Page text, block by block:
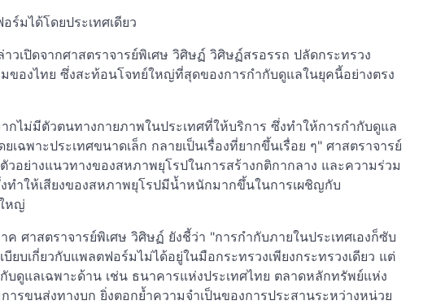
ร์มได้โดยประเทศเดียว
วเปิดจากศาสตราจารย์พิเศษ วิศิษฏ์ วิศิษฏ์สรอรรถ ปลัดกระทรวง
ของไทย ซึ่งสะท้อนโจทย์ใหญ่ที่สุดของการกำกับดูแลในยุคนี้อย่างตรง
ไม่มีตัวตนทางกายภาพในประเทศที่ให้บริการ ซึ่งทำให้การกำกับดูแล
เฉพาะประเทศขนาดเล็ก กลายเป็นเรื่องที่ยากขึ้นเรื่อย ๆ" ศาสตราจารย์
อย่างแนวทางของสหภาพยุโรปในการสร้างกติกากลาง และความร่วม
ทำให้เสียงของสหภาพยุโรปมีน้ำหนักมากขึ้นในการเผชิญกับ
หญ่
ศาสตราจารย์พิเศษ วิศิษฏ์ ยังชี้ว่า "การกำกับภายในประเทศเองก็ซับ
ยบเกี่ยวกับแพลตฟอร์มไม่ได้อยู่ในมือกระทรวงเพียงกระทรวงเดียว แต่
บดูแลเฉพาะด้าน เช่น ธนาคารแห่งประเทศไทย ตลาดหลักทรัพย์แห่ง
ารขนส่งทางบก ยิ่งตอกย้ำความจำเป็นของการประสานระหว่างหน่วย